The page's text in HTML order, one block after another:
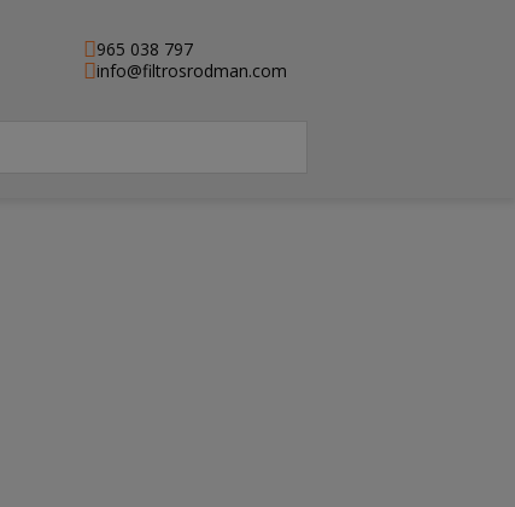
965 038 797
info@filtrosrodman.com